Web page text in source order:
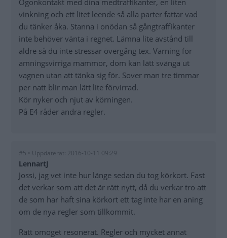
Ögonkontakt med dina medtraffikanter, en liten
vinkning och ett litet leende så alla parter fattar vad
du tänker åka. Stanna i onödan så gångtraffikanter
inte behöver vänta i regnet. Lämna lite avstånd till
äldre så du inte stressar övergång tex. Varning för
amningsvirriga mammor, dom kan lätt svänga ut
vagnen utan att tänka sig för. Sover man tre timmar
per natt blir man lätt lite förvirrad.
Kör nyker och njut av körningen.
På E4 råder andra regler.
#5 • Uppdaterat: 2016-10-11 09:29
LennartJ
Jossi, jag vet inte hur länge sedan du tog körkort. Fast
det verkar som att det är rätt nytt, då du verkar tro att
de som har haft sina körkort ett tag inte har en aning
om de nya regler som tillkommit.
Rätt omoget resonerat. Regler och mycket annat